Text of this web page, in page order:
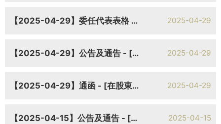
【2025-04-29】委任代表表格 將於二零二五年六月六日（星期五）舉行的股東週年大會的代表委任表格 2025-04-29
【2025-04-29】公告及通告 - [股東周年大會通告] 股東週年大會通告 2025-04-29
【2025-04-29】通函 - [在股東批准的情況下重選或委任董事 / 一般性授權 / 回購股份的說明函件/ 修訂憲章文件/ 股份計劃] (1)重選董事；(2)一般授權發行新股份及購回本公司股份；(3)建議採納新購股權計劃；(4)建議修訂現有組織章程細則以及採納經修訂及重列組織章程細及(5)股東週年大會通告 2025-04-29
【2025-04-15】公告及通告 - [修訂憲章文件] 建議修訂組織章程細則及採納經修訂及重列組織章程細則 2025-04-15